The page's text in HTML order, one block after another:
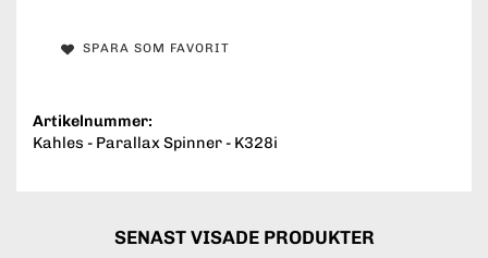
SPARA SOM FAVORIT
Artikelnummer:
Kahles - Parallax Spinner - K328i
SENAST VISADE PRODUKTER